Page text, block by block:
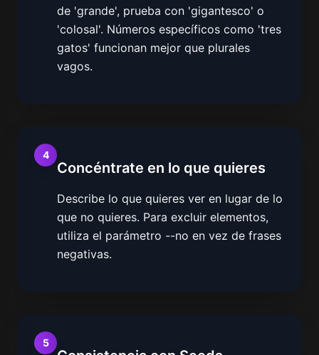
de 'grande', prueba con 'gigantesco' o
'colosal'. Números específicos como 'tres
gatos' funcionan mejor que plurales
vagos.
4
Concéntrate en lo que quieres
Describe lo que quieres ver en lugar de lo
que no quieres. Para excluir elementos,
utiliza el parámetro --no en vez de frases
negativas.
5